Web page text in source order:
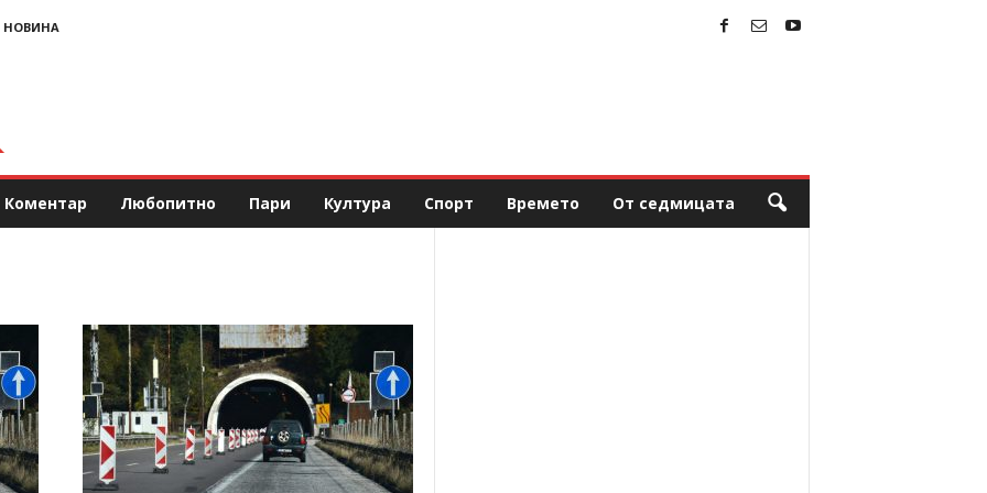
НОВИНА
Коментар Любопитно Пари Култура Спорт Времето От седмицата